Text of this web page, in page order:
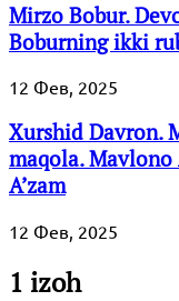
Mirzo Bobur.
Boburning ikki
12 Фев, 2025
Xurshid Davron.
maqola.
A’zam
12 Фев, 2025
1 izoh